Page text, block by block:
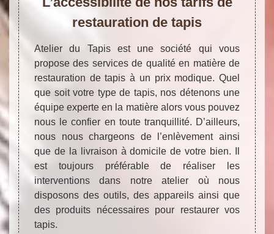
restauration de tapis
Atelier du Tapis est une société qui vous
propose des services de qualité en matière de
restauration de tapis à un prix modique. Quel
que soit votre type de tapis, nos détenons une
équipe experte en la matière alors vous pouvez
nous le confier en toute tranquillité. D’ailleurs,
nous nous chargeons de l’enlèvement ainsi
que de la livraison à domicile de votre bien. Il
est toujours préférable de réaliser les
interventions dans notre atelier où nous
disposons des outils, des appareils ainsi que
des produits nécessaires pour restaurer vos
tapis.